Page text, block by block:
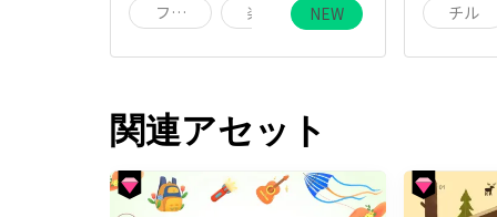
ファンク 楽しい 元気
NEW チル
関連アセット